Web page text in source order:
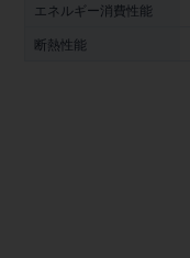
エネルギー消費性能
断熱性能